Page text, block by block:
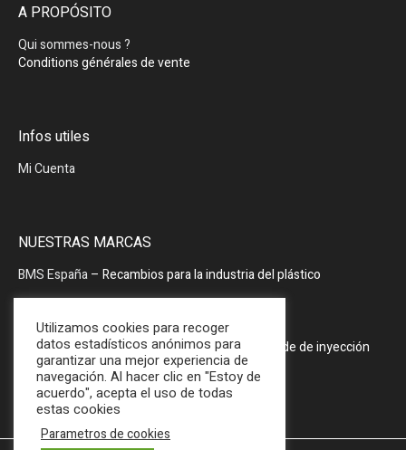
A PROPÓSITO
Qui sommes-nous ?
Conditions générales de vente
Infos utiles
Mi Cuenta
NUESTRAS MARCAS
BMS España– Recambios para la industria del plástico
PRODOPTIM– Mesa de mantenimiento de molde de inyección
Utilizamos cookies para recoger
datos estadísticos anónimos para
garantizar una mejor experiencia de
navegación. Al hacer clic en "Estoy de
acuerdo", acepta el uso de todas
estas cookies
Parametros de cookies